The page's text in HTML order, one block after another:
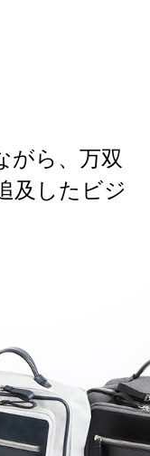
がら、万双
及したビジ